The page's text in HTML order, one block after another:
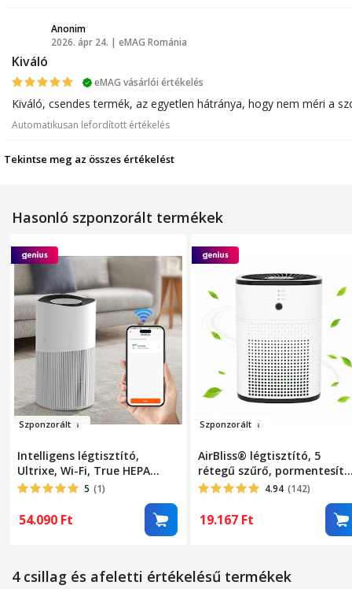
Anonim
2026. ápr 24. | eMAG Románia
Kiváló
eMAG vásárlói értékelés
Kiváló, csendes termék, az egyetlen hátránya, hogy nem méri a
Automatikusan lefordított értékelés
Tekintse meg az összes értékelést
Hasonló szponzorált termékek
Szponzorált
Intelligens légtisztító,
Ultrixe, Wi-Fi, True HEPA
szűrő, 4 rétegű szűrés, PM2.5
érzékelő, 3 sebesség, 50 m2
lefedettség, éjszakai mód,
5 (1)
54.090 Ft
Szponzorált
AirBliss® légtisztító, 5
rétegű szűrő,
HEPA, baktériumellenes,
aktív szén,
aromaterápiás diffúzor,
20 nm-ig tisztít, 3
hordozható, néma, Fehér
4.94 (142)
19.167 Ft
4 csillag és afeletti értékelésű termékek